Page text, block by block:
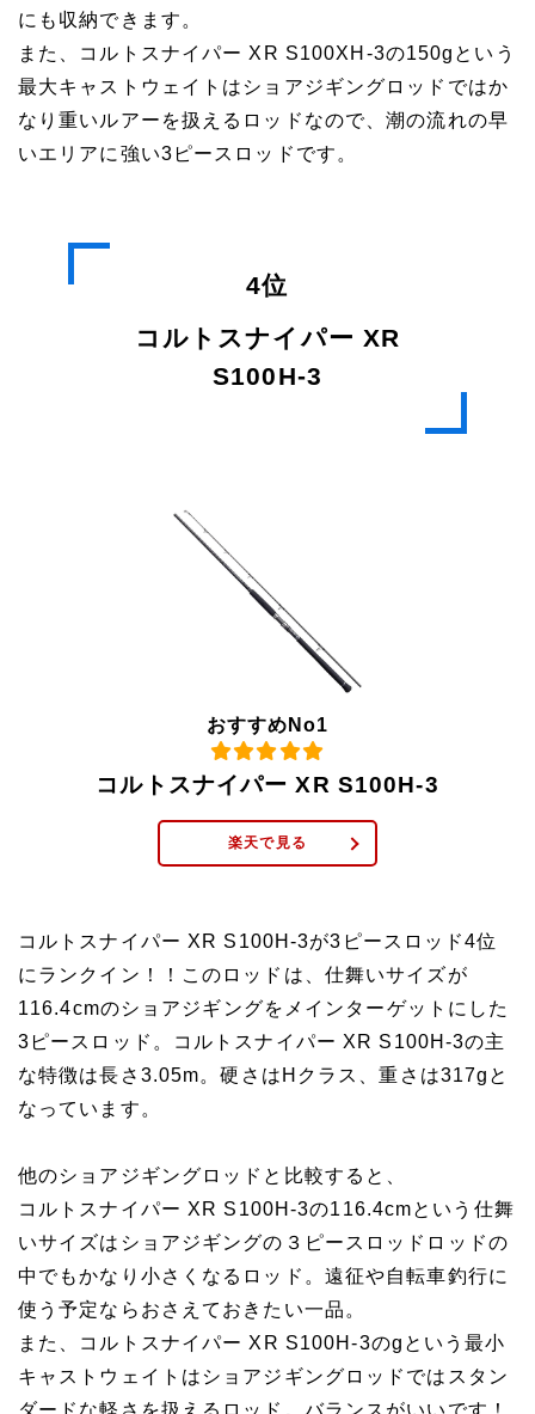
にも収納できます。
また、コルトスナイパー XR S100XH-3の150gという
最大キャストウェイトはショアジギングロッドではか
なり重いルアーを扱えるロッドなので、潮の流れの早
いエリアに強い3ピースロッドです。
4位
コルトスナイパー XR
S100H-3
おすすめNo1
コルトスナイパー XR S100H-3
楽天で見る
コルトスナイパー XR S100H-3が3ピースロッド4位
にランクイン！！このロッドは、仕舞いサイズが
116.4cmのショアジギングをメインターゲットにした
3ピースロッド。コルトスナイパー XR S100H-3の主
な特徴は長さ3.05m。硬さはHクラス、重さは317gと
なっています。
他のショアジギングロッドと比較すると、
コルトスナイパー XR S100H-3の116.4cmという仕舞
いサイズはショアジギングの３ピースロッドロッドの
中でもかなり小さくなるロッド。遠征や自転車釣行に
使う予定ならおさえておきたい一品。
また、コルトスナイパー XR S100H-3のgという最小
キャストウェイトはショアジギングロッドではスタン
ダードな軽さを扱えるロッド。バランスがいいです！